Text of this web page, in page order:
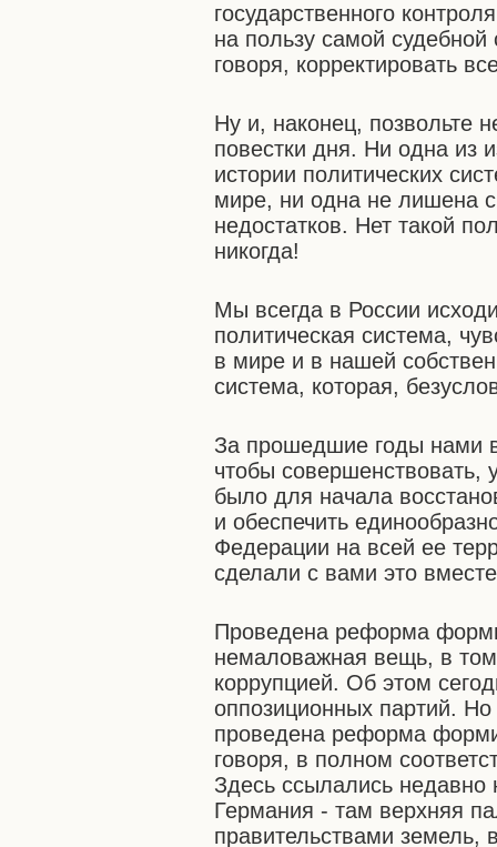
государственного
на пользу самой
говоря, корректировать
Ну и, наконец, позвольте
повестки дня. Ни одна из
истории политических
мире, ни одна не лишена
недостатков. Нет такой
никогда!
Мы всегда в России
политическая система,
в мире и в нашей
система, которая,
За прошедшие годы нами
чтобы совершенствовать,
было для начала
и обеспечить
Федерации на всей ее
сделали с вами это
Проведена реформа
немаловажная вещь, в
коррупцией. Об этом
оппозиционных партий.
проведена реформа
говоря, в полном
Здесь ссылались
Германия - там верхняя
правительствами